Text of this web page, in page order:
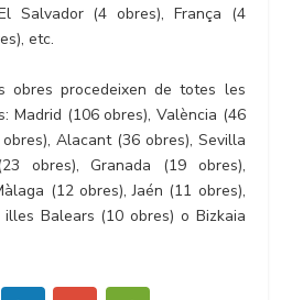
Salvador (4 obres), França (4
etc.
obres procedeixen de totes les
Madrid (106 obres), València (46
Alacant (36 obres), Sevilla
obres), Granada (19 obres),
(12 obres), Jaén (11 obres),
Balears (10 obres) o Bizkaia